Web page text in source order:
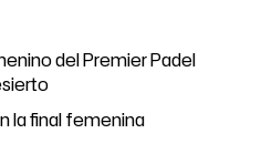
del Premier Padel
la final femenina